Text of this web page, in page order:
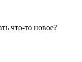
что-то новое?